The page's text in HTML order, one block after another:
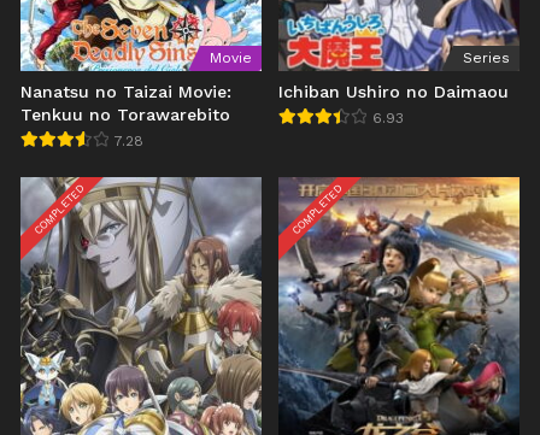
Movie
Nanatsu no Taizai Movie:
Tenkuu no Torawarebito
7.28
Series
Ichiban Ushiro no Daimaou
6.93
COMPLETED COMPLETED